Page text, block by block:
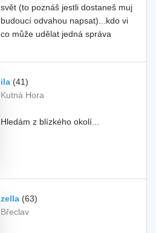
svět (to poznáš jestli dostaneš muj
budoucí odvahou napsat)...kdo vi
co může udělat jedná správa
ila (41)
Kutná Hora
Hledám z blízkého okolí...
zella (63)
Břeclav